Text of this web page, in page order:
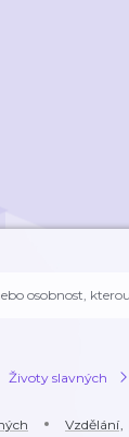
Životy slavných
Vzdělání,